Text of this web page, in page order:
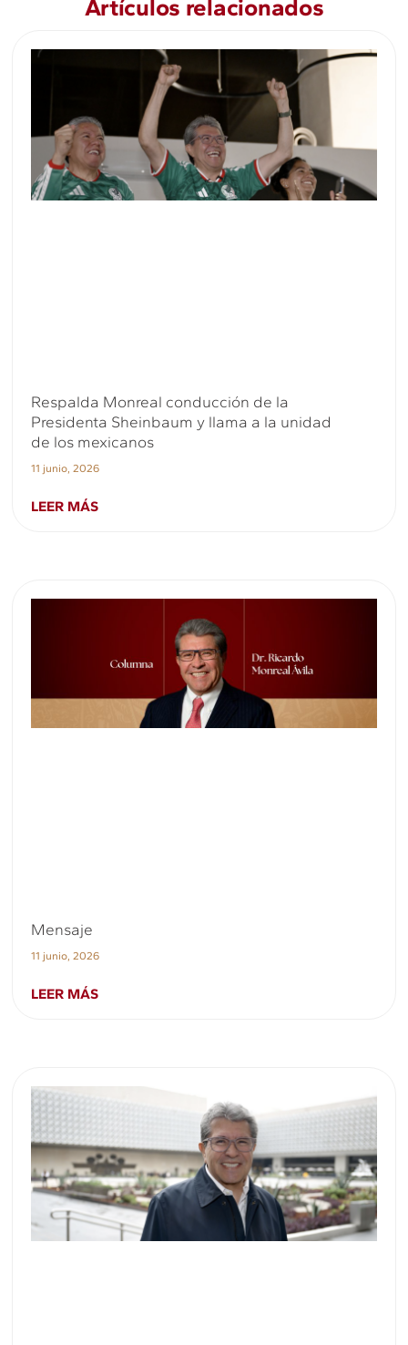
Artículos relacionados
Respalda Monreal conducción de la
Presidenta Sheinbaum y llama a la unidad
de los mexicanos
11 junio, 2026
LEER MÁS
Mensaje
11 junio, 2026
LEER MÁS